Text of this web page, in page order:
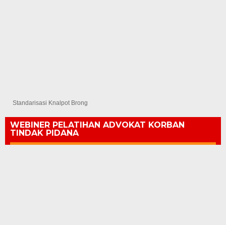
Standarisasi Knalpot Brong
WEBINER PELATIHAN ADVOKAT KORBAN
TINDAK PIDANA